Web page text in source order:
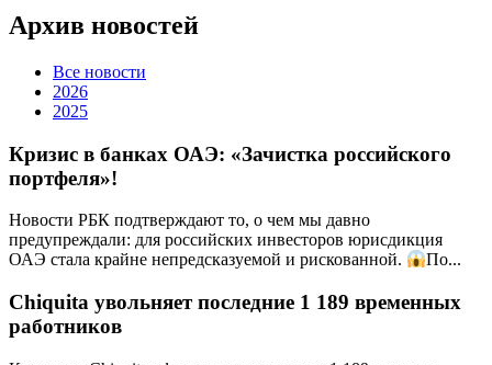
Архив новостей
Все новости
2026
2025
Кризис в банках ОАЭ: «Зачистка российского
портфеля»!
Новости РБК подтверждают то, о чем мы давно
предупреждали: для российских инвесторов юрисдикция
ОАЭ стала крайне непредсказуемой и рискованной.
По...
Chiquita увольняет последние 1 189 временных
работников